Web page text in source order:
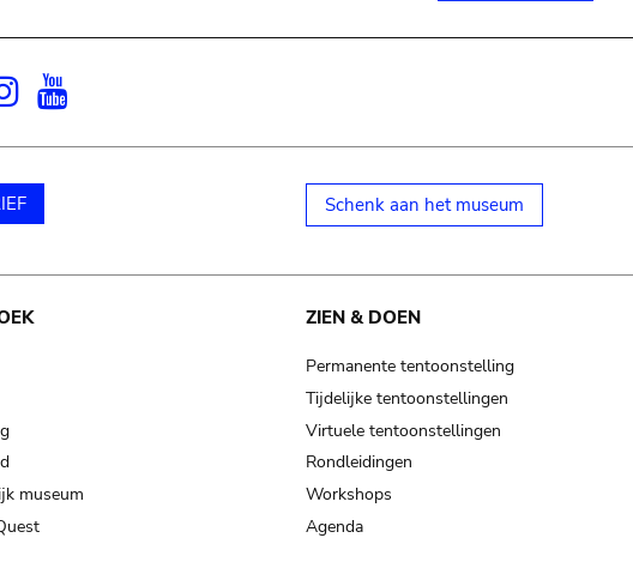
Instagram
Schenk aan het museum
museum
ZIEN & DOEN
Permanente tentoonstelling
Tijdelijke tentoonstellingen
Virtuele tentoonstellingen
Rondleidingen
Workshops
Agenda